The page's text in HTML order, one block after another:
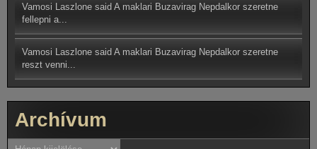
Vamosi Laszlone said A maklari Buzavirag Nepdalkor szeretne
fellepni a...
Vamosi Laszlone said A maklari Buzavirag Nepdalkor szeretne
reszt venni...
Archívum
Archívum